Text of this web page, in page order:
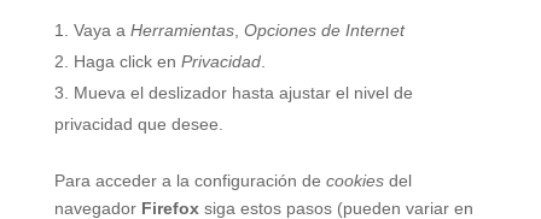
Vaya a Herramientas, Opciones de Internet
Haga click en Privacidad.
Mueva el deslizador hasta ajustar el nivel de
privacidad que desee.
Para acceder a la configuración de cookiesdel
navegador Firefoxsiga estos pasos (pueden variar en